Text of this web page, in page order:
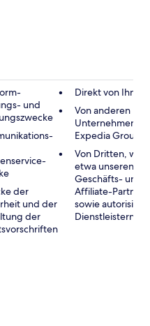
und
der
und der
der
Direkt von Ihnen
Von anderen
Unternehmen
Expedia Group
Von Dritten, wie
etwa unseren
Geschäfts- und
Affiliate-Partnern
sowie
Dienstleistern